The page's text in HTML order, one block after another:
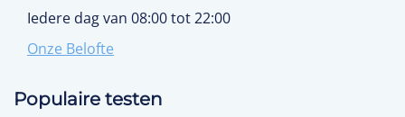
Iedere dag van 08:00 tot 22:00
Onze Belofte
Populaire testen